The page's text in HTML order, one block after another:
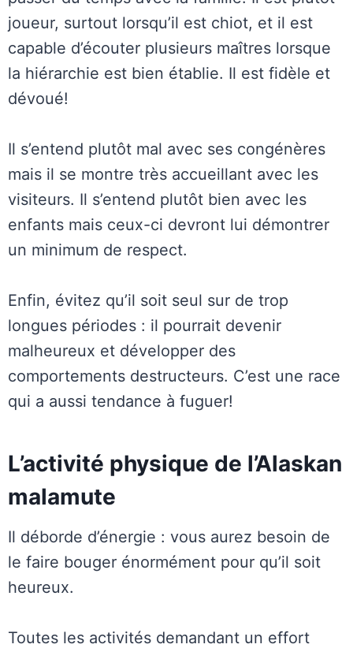
joueur, surtout lorsqu’il est chiot, et il est
capable d’écouter plusieurs maîtres lorsque
la hiérarchie est bien établie. Il est fidèle et
dévoué!
Il s’entend plutôt mal avec ses congénères
mais il se montre très accueillant avec les
visiteurs. Il s’entend plutôt bien avec les
enfants mais ceux-ci devront lui démontrer
un minimum de respect.
Enfin, évitez qu’il soit seul sur de trop
longues périodes : il pourrait devenir
malheureux et développer des
comportements destructeurs. C’est une race
qui a aussi tendance à fuguer!
L’activité physique de l’Alaskan
malamute
Il déborde d’énergie : vous aurez besoin de
le faire bouger énormément pour qu’il soit
heureux.
Toutes les activités demandant un effort